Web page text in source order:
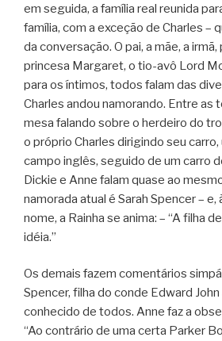
em seguida, a família real reunida
família, com a exceção de Charles –
da conversação. O pai, a mãe, a
princesa Margaret, o tio-avô Lord
para os íntimos, todos falam das
Charles andou namorando. Entre as
mesa falando sobre o herdeiro do
o próprio Charles dirigindo seu carro,
campo inglês, seguido de um carro
Dickie e Anne falam quase ao
namorada atual é Sarah Spencer –
nome, a Rainha se anima: – “A filha
idéia.”
Os demais fazem comentários
Spencer, filha do conde Edward
conhecido de todos. Anne faz a
“Ao contrário de uma certa Parker